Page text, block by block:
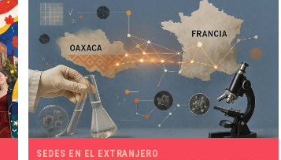
SEDES EN EL EXTRANJERO